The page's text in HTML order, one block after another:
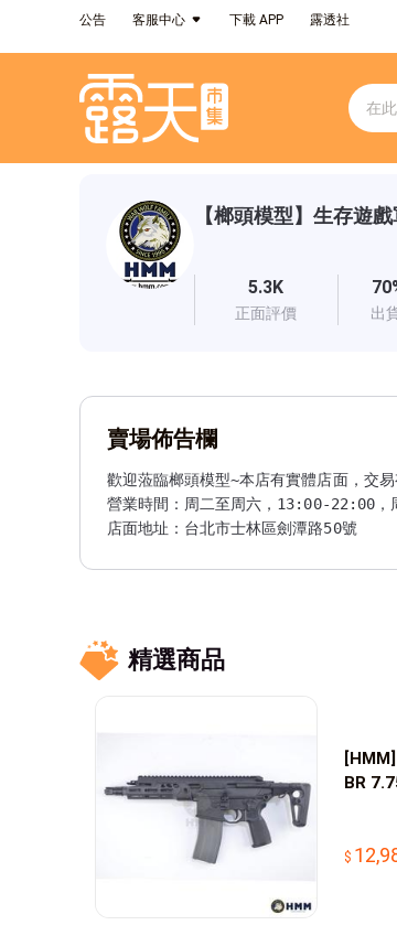
公告 客服中心 下載 APP 露透社
【榔頭模型】生存遊
5.3K
正面評價 出
賣場佈告欄
歡迎蒞臨榔頭模型~本店有實體店面，交易
營業時間：周二至周六，13:00-22:00，
店面地址：台北市士林區劍潭路50號
☛售有各式模型玩具、玩具長槍、玩具短
*便利商店商品單邊尺寸超過45cm的東西
精選商品
BR